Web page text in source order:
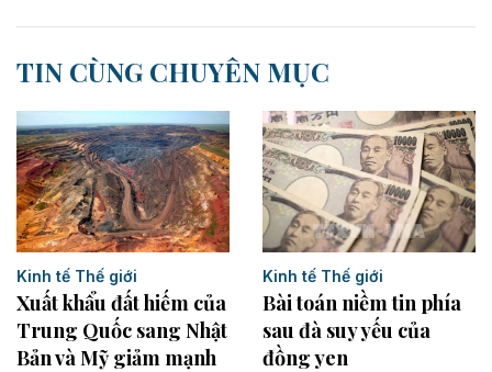
TIN CÙNG CHUYÊN MỤC
Kinh tế Thế giới
Xuất khẩu đất hiếm của
Trung Quốc sang Nhật
Bản và Mỹ giảm mạnh
Kinh tế Thế giới
Bài toán niềm tin phía
sau đà suy yếu của
đồng yen